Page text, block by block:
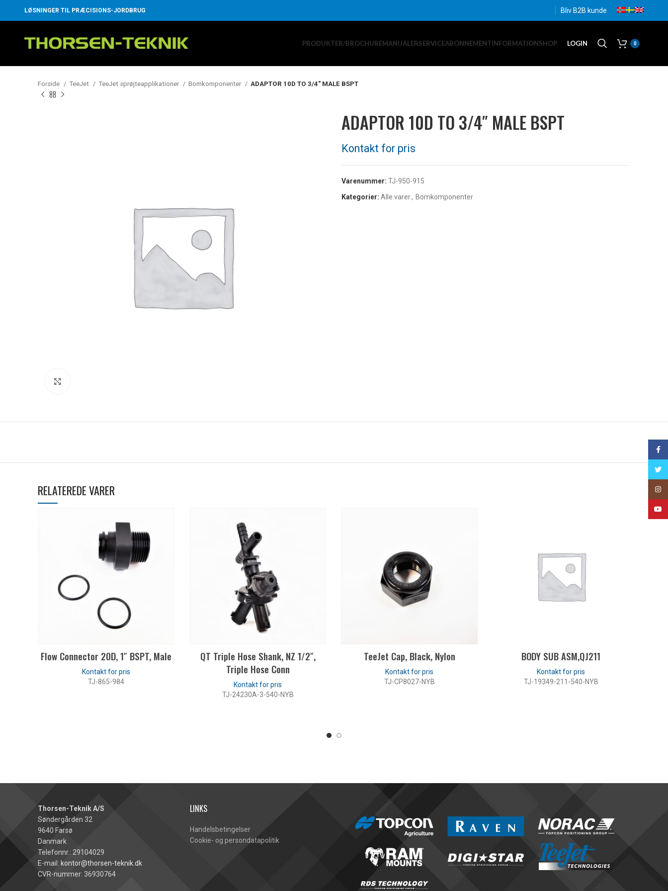
LØSNINGER TIL PRÆCISIONS-JORDBRUG Bliv B2B kunde
PRODUKTER/BROCHUREMANUALERSERVICEABONNEMENTINFORMATIONSHOP LOGIN 0
Forside TeeJet TeeJet sprøjteapplikationer Bomkomponenter ADAPTOR 10D TO 3/4″ MALE BSPT
ADAPTOR 10D TO 3/4″ MALE BSPT
Varenummer: TJ-950-915
Kategorier: Alle varer, Bomkomponenter
RELATEREDE VARER
Flow Connector 20D, 1″ BSPT, Male
TJ-865-984
QT Triple Hose Shank, NZ 1/2″,
Triple Hose Conn
TJ-24230A-3-540-NYB
TeeJet Cap, Black, Nylon
TJ-CP8027-NYB
BODY SUB ASM,QJ211
TJ-19349-211-540-NYB
Thorsen-Teknik A/S
Søndergården 32
9640 Farsø
Danmark
Telefonnr.: 29104029
E-mail: kontor@thorsen-teknik.dk
CVR-nummer: 36930764
LINKS
Handelsbetingelser
Cookie- og persondatapolitik